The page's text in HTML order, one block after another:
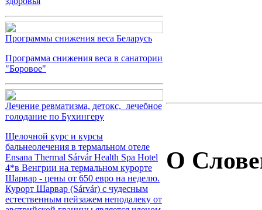
Программы снижения веса Беларусь
Программа снижения веса в санатории
"Боровое"
Лечение ревматизма, детокс, лечебное
голодание по Бухингеру
Щелочной курс и курсы
бальнеолечения в термальном отеле
Ensana Thermal Sárvár Health Spa Hotel
4*в Венгрии на термальном курорте
Шарвар - цены от 650 евро на неделю.
Курорт Шарвар (Sárvár) с чудесным
естественным пейзажем неподалеку от
О